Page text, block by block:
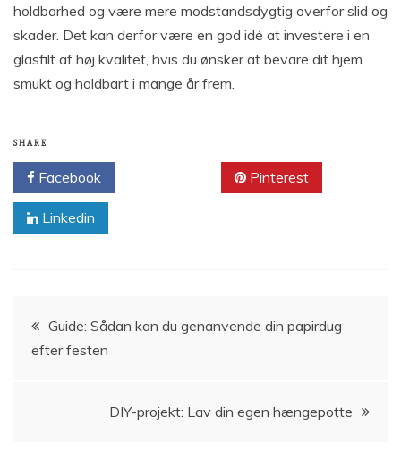
holdbarhed og være mere modstandsdygtig overfor slid og
skader. Det kan derfor være en god idé at investere i en
glasfilt af høj kvalitet, hvis du ønsker at bevare dit hjem
smukt og holdbart i mange år frem.
SHARE
Facebook Pinterest
Linkedin
Indlægsnavigation
Guide: Sådan kan du genanvende din papirdug
efter festen
DIY-projekt: Lav din egen hængepotte